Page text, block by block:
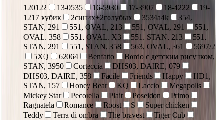
120122
13-0535 16-5930 17-3907 18-4222
19-
1217 кубик
2синих+2голубых 3534a4k
354,
STAN, 291
551, OVAL, 213 551, OVAL, 291
551,
OVAL, 358
551, OVAL, X3 551, STAN, 213
551,
STAN, 291
551, STAN, 358 563, OVAL, 361
5697/2
5XQ
62064 Benfatto
Bordo с детским рисунком,
STAN, 3950
Corteccia
DHS03, DAIRE, 079
DHS03, DAIRE, 358
Facile Friends Happy
HD1,
STAN, 157
Honey Bear KQ Laccio
Megapolis
Mickey Star
Pecorella Plait Poseidon
Primo
Ragnatela
Romance Roost S
Super chicken
Teddy
Terra di ombra The bravest
Tiger Cub